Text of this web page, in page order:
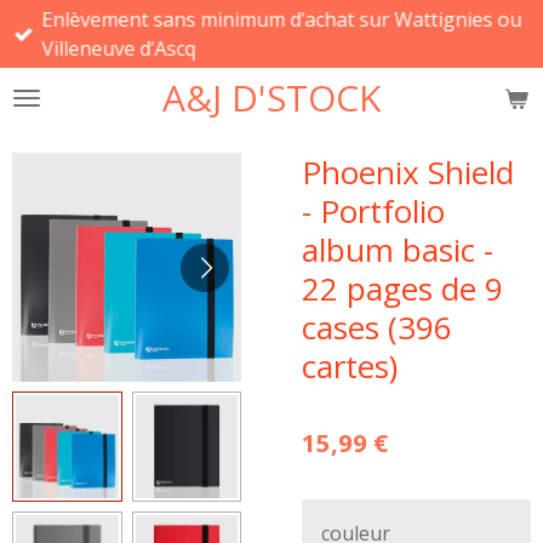
Passer
principal
A&J D'STOCK
Enlèvement sans minimum d’achat sur Wattignies ou
Villeneuve d’Ascq
Phoenix Shield
- Portfolio
album basic -
22 pages de 9
cases (396
cartes)
15,99 €
couleur